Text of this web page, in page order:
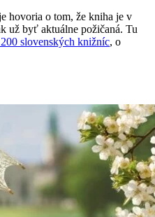
hovoria o tom, že kniha je v
už byť aktuálne požičaná. Tu
slovenských knižníc, o